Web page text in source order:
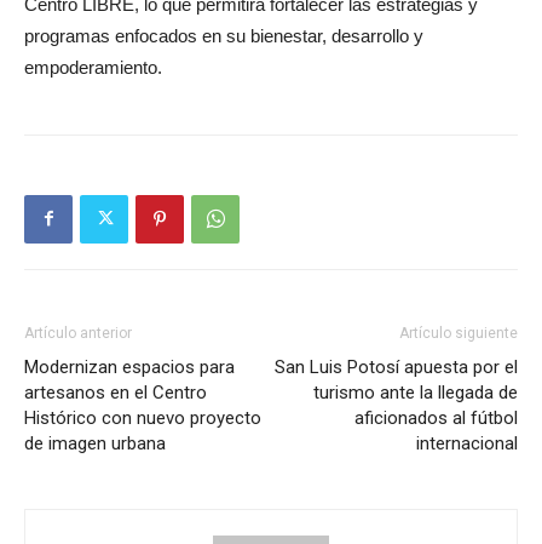
programas enfocados en su bienestar, desarrollo y
empoderamiento.
Artículo anterior
Modernizan espacios para
artesanos en el Centro
Histórico con nuevo proyecto
de imagen urbana
Artículo siguiente
San Luis Potosí apuesta por el
turismo ante la llegada de
aficionados al fútbol
internacional